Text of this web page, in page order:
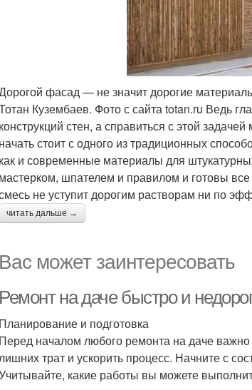
фасад — не значит дорогие
Кузембаев. Фото с сайта totan.ru Ведь
конструкций стен, а справиться с этой
начать стоит с одного из традиционных
как и современные материалы для
мастерком, шпателем и правилом и готовы
не уступит дорогим растворам ни по
читать дальше →
Вас может заинтересовать
Ремонт на даче быстро и
Планирование и подготовка
Перед началом любого ремонта на даче
трат и ускорить процесс. Начните с
какие работы вы можете